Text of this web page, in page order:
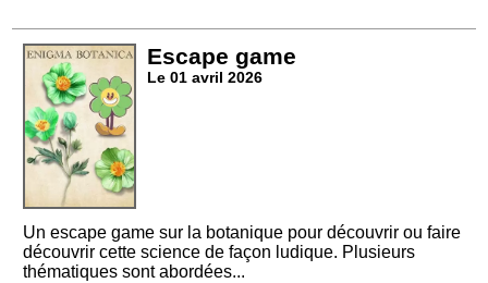
Escape game
Le 01 avril 2026
Un escape game sur la botanique pour découvrir ou faire
découvrir cette science de façon ludique. Plusieurs
thématiques sont abordées...